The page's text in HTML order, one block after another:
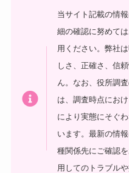
当サイト記載の情
細の確認に努めて
用ください。弊社
しさ、正確さ、信
ん。なお、役所調
は、調査時点にお
により実態にそぐ
います。最新の情
種関係先にご確認
用してのトラブル